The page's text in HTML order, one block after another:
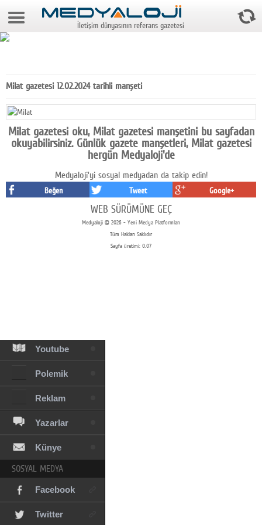
8 Ağustos 2026 5:10:19
Gazeteler
Medya
Teknoloji
Youtube
Polemik
Reklam
Yazarlar
Künye
SOSYAL MEDYA
Facebook
Twitter
İletişim dünyasının referans gazetesi
Milat gazetesi 12.02.2024 tarihli manşeti
Milat gazetesi oku, Milat gazetesi manşetini bu sayfadan
okuyabilirsiniz. Günlük gazete manşetleri, Milat gazetesi
hergün Medyaloji'de
Medyaloji'yi sosyal medyadan da takip edin!
Beğen Tweet Google+
WEB SÜRÜMÜNE GEÇ
Medyaloji © 2026 - Yeni Medya Platformları
Tüm Hakları Saklıdır
Sayfa üretimi: 0.07